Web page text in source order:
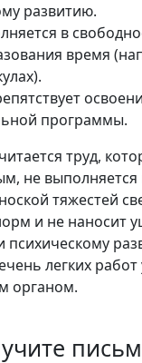
развитию.
в
время
программы.
труд,
не
тяжестей
и не наносит
психическому
легких работ
органом.